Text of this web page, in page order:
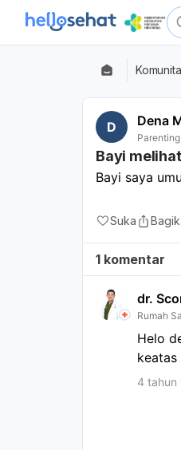
D Dena
Parenting
Bayi
Bayi saya
Suka
1 komentar
dr.
Rumah
Helo
keatas
4 tahun